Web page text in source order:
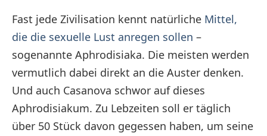
Fast jede Zivilisation kennt natürliche Mittel,
die die sexuelle Lust anregen sollen –
sogenannte Aphrodisiaka. Die meisten werden
vermutlich dabei direkt an die Auster denken.
Und auch Casanova schwor auf dieses
Aphrodisiakum. Zu Lebzeiten soll er täglich
über 50 Stück davon gegessen haben, um seine